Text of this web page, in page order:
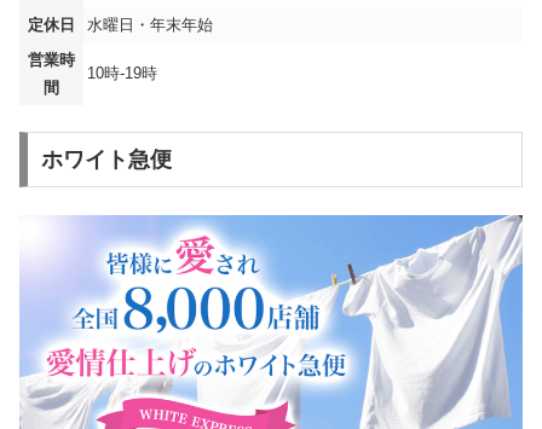
定休日
水曜日・年末年始
営業時
間
10時-19時
ホワイト急便